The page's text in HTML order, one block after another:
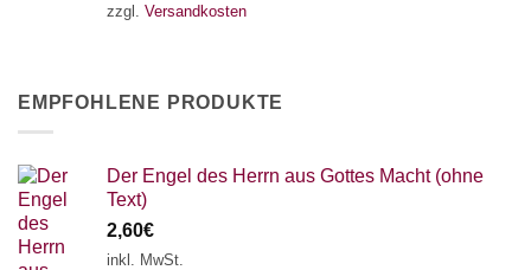
zzgl. Versandkosten
EMPFOHLENE PRODUKTE
Der Engel des Herrn aus Gottes Macht (ohne
Text)
2,60€
inkl. MwSt.